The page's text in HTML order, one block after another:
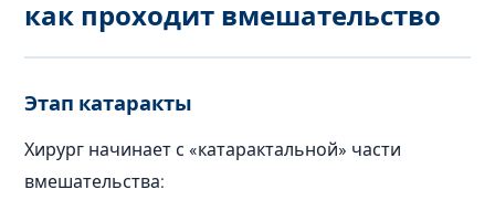
как проходит вмешательство
Этап катаракты
Хирург начинает с «катарактальной» части
вмешательства: